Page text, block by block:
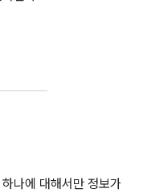
나에 대해서만 정보가